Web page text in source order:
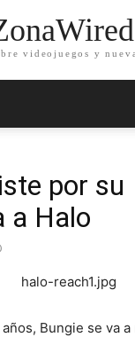
videojuegos y
por su
a Halo
Bungie se va